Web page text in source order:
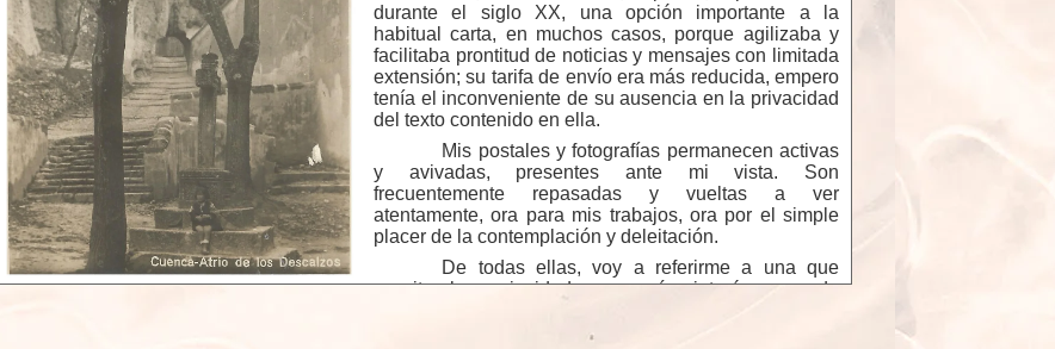
durante el siglo XX, una opción importante a la
habitual carta, en muchos casos, porque agilizaba y
facilitaba prontitud de noticias y mensajes con limitada
extensión; su tarifa de envío era más reducida, empero
tenía el inconveniente de su ausencia en la privacidad
del texto contenido en ella.
Mis postales y fotografías permanecen activas
y avivadas, presentes ante mi vista. Son
frecuentemente repasadas y vueltas a ver
atentamente, ora para mis trabajos, ora por el simple
placer de la contemplación y deleitación.
De todas ellas, voy a referirme a una que
suscita la curiosidad, con más interés que de
sobre esta postal. Me estoy refiriendo a la titulada “Atrio de los Descalzos”, de autor desconocido,